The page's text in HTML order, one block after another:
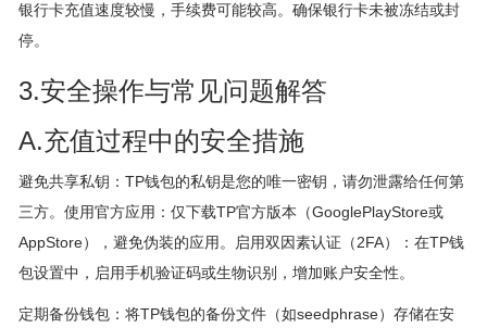
银行卡充值速度较慢，手续费可能较高。确保银行卡未被冻结或封
停。
3.安全操作与常见问题解答
A.充值过程中的安全措施
避免共享私钥：TP钱包的私钥是您的唯一密钥，请勿泄露给任何第
三方。使用官方应用：仅下载TP官方版本（GooglePlayStore或
AppStore），避免伪装的应用。启用双因素认证（2FA）：在TP钱
包设置中，启用手机验证码或生物识别，增加账户安全性。
定期备份钱包：将TP钱包的备份文件（如seedphrase）存储在安